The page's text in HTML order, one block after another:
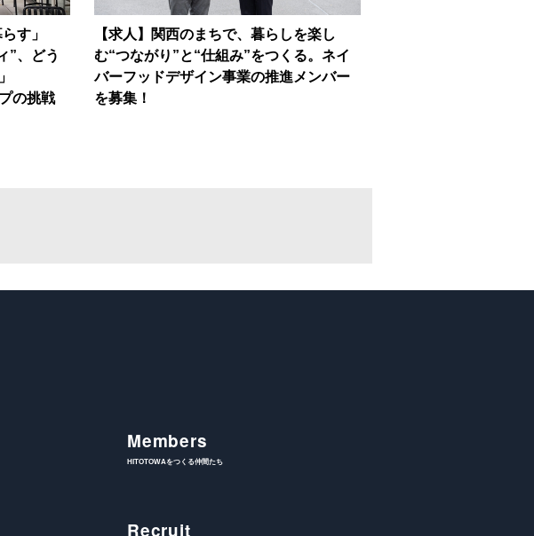
す」
”、どう
の挑戦
【求人】関西のまちで、暮らしを楽し
む“つながり”と“仕組み”をつくる。ネイ
バーフッドデザイン事業の推進メンバー
を募集！
Members
HITOTOWAをつくる仲間たち
Recruit